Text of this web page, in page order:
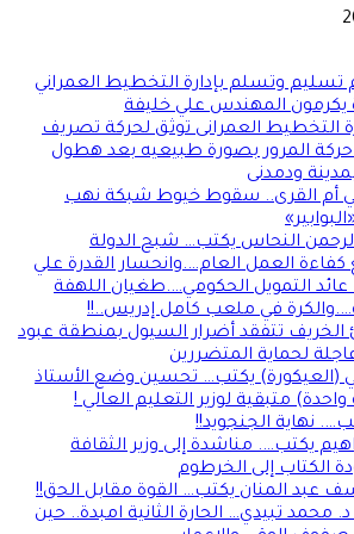
وتسلم بإدارة التخطيط العمراني
يكرمون المهندس علي خليفة
التخطيط العمرانى توثق لحركة تصريف
حركة المرور بصورة طبيعيه بعد هطول
ودمدنى
أم القرى.. سقوط خيوط شبكة نهب
النحاس يكتب… شبح الدولة
كفاءة العمل العام….وانحسار القدرة علي
التمويل الحكومي….طغيان اللهفة
في ملعب كامل إدريس..!!
الخريف تتفقد أضرار السيول بمنطقة عبود
لحماية المتضررين
يكتب… تحسين وضع الأستاذ
متبقية لوزير التعليم العالي !
نهاية الجنجويد!!
يكتب…. مناشدة إلى وزير الثقافة
الكتاب إلى الخرطوم
عبد المنان يكتب… القوة مقابل الحق!!
تبيدي… الحارة الثانية امبدة.. حين